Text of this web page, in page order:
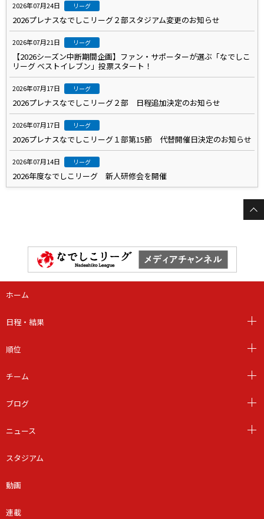
2026年07月24日 リーグ
2026プレナスなでしこリーグ２部スタジアム変更のお知らせ
2026年07月21日 リーグ
【2026シーズン中断期間企画】ファン・サポーターが選ぶ「なでしこ
リーグ ベストイレブン」投票スタート！
2026年07月17日 リーグ
2026プレナスなでしこリーグ２部 日程追加決定のお知らせ
2026年07月17日 リーグ
2026プレナスなでしこリーグ１部第15節 代替開催日決定のお知らせ
2026年07月14日 リーグ
2026年度なでしこリーグ 新人研修会を開催
ホーム
日程・結果
順位
チーム
ブログ
ニュース
スタジアム
動画
連載